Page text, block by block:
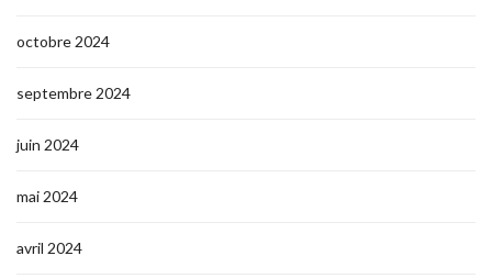
octobre 2024
septembre 2024
juin 2024
mai 2024
avril 2024